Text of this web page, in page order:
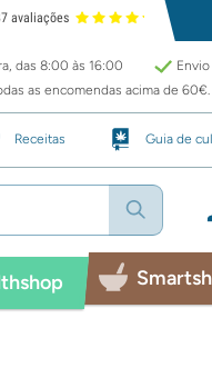
avaliações
das 8:00 às 16:00
as encomendas acima de 60€.
Receitas Guia de